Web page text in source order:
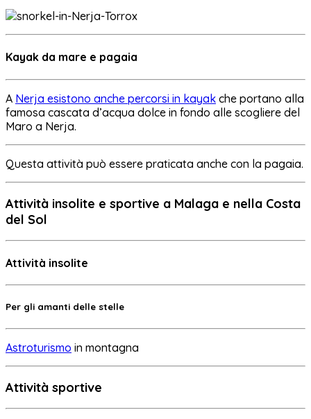
Kayak da mare e pagaia
A Nerja esistono anche percorsi in kayak che portano alla
famosa cascata d’acqua dolce in fondo alle scogliere del
Maro a Nerja.
Questa attività può essere praticata anche con la pagaia.
Attività insolite e sportive a Malaga e nella Costa
del Sol
Attività insolite
Per gli amanti delle stelle
Astroturismo in montagna
Attività sportive